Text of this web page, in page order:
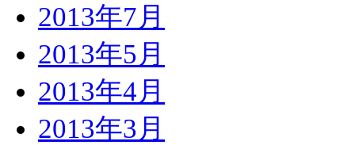
2013年7月
2013年5月
2013年4月
2013年3月